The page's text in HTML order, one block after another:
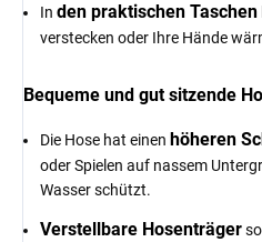
In den praktischen Taschen
verstecken oder Ihre Hände
Bequeme und gut sitzende
Die Hose hat einen höheren
oder Spielen auf nassem
Wasser schützt.
Verstellbare Hosenträger